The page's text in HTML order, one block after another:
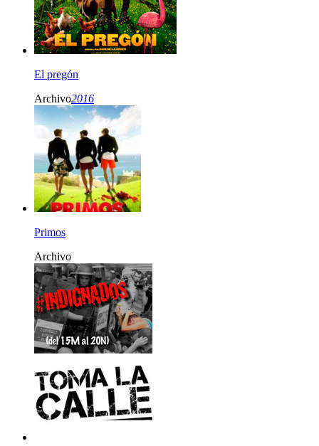
El pregón
Archivo2016
Primos
Archivo